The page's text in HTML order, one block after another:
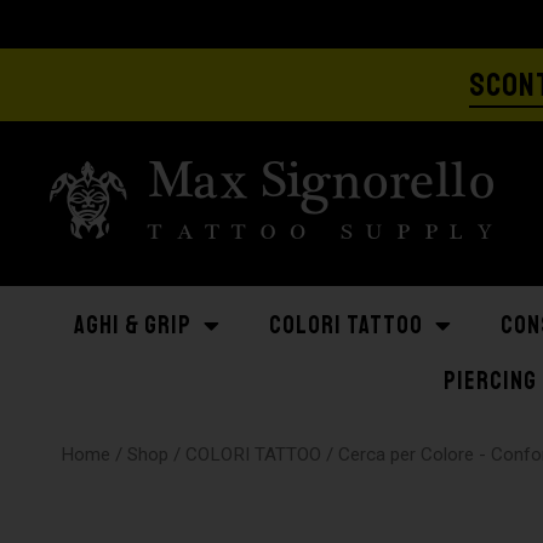
AGHI & GRIP COLORI TATTOO
PIERCING
Home / Shop / COLORI TATTOO / Cerca per Colore -